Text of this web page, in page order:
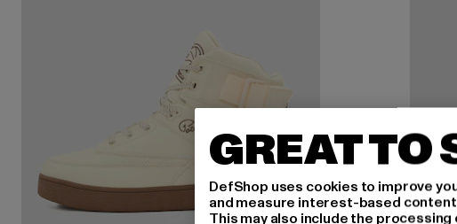
GREAT TO
DefShop uses cookies to improve
and measure interest-based
This may also include the